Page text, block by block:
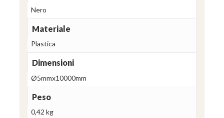
Nero
Materiale
Plastica
Dimensioni
Ø5mmx10000mm
Peso
0,42 kg